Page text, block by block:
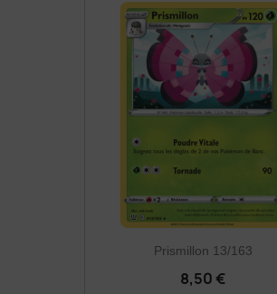
Prismillon 13/163
8,50 €